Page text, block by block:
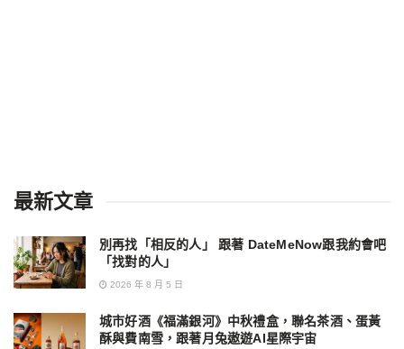
最新文章
別再找「相反的人」 跟著 DateMeNow跟我約會吧
「找對的人」
2026 年 8 月 5 日
城市好酒《福滿銀河》中秋禮盒，聯名茶酒、蛋黃
酥與費南雪，跟著月兔遨遊AI星際宇宙